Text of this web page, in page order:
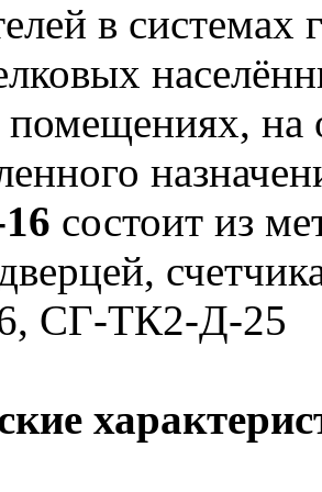
в системах
на
состоит из
СГ-ТК2-Д-25